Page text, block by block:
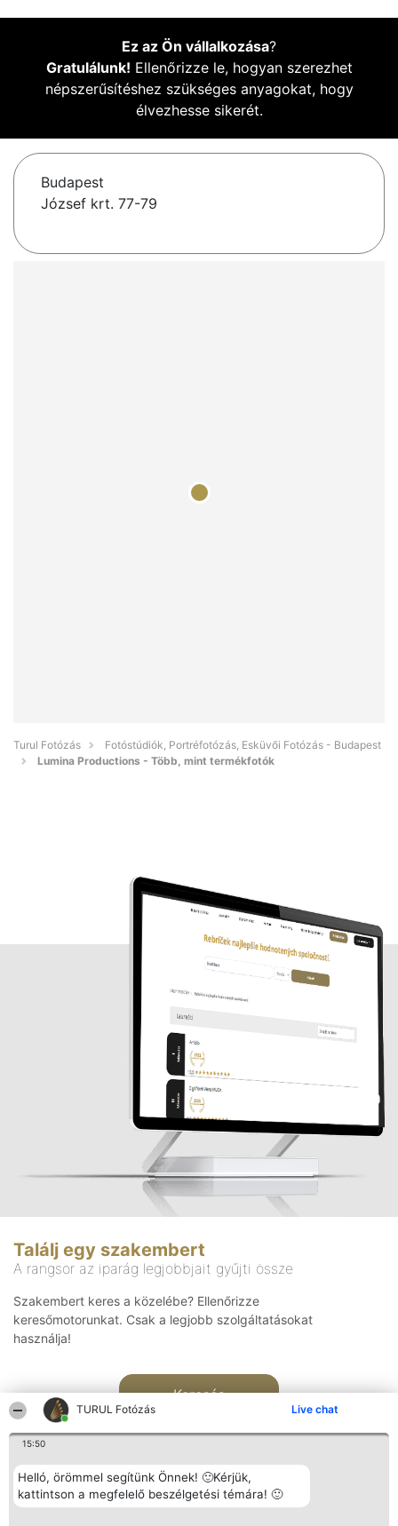
TURUL Fotózás Live chat
15:50
Helló, örömmel segítünk Önnek! 🙂Kérjük,
kattintson a megfelelő beszélgetési témára! 🙂
Ez az Ön vállalkozása?
Gratulálunk! Ellenőrizze le, hogyan szerezhet
népszerűsítéshez szükséges anyagokat, hogy
élvezhesse sikerét.
Budapest
József krt. 77-79
Turul Fotózás
Fotóstúdiók, Portréfotózás, Esküvői Fotózás - Budapest
Lumina Productions - Több, mint termékfotók
Találj egy szakembert
A rangsor az iparág legjobbjait gyűjti össze
Szakembert keres a közelébe? Ellenőrizze
keresőmotorunkat. Csak a legjobb szolgáltatásokat
használja!
Keresés